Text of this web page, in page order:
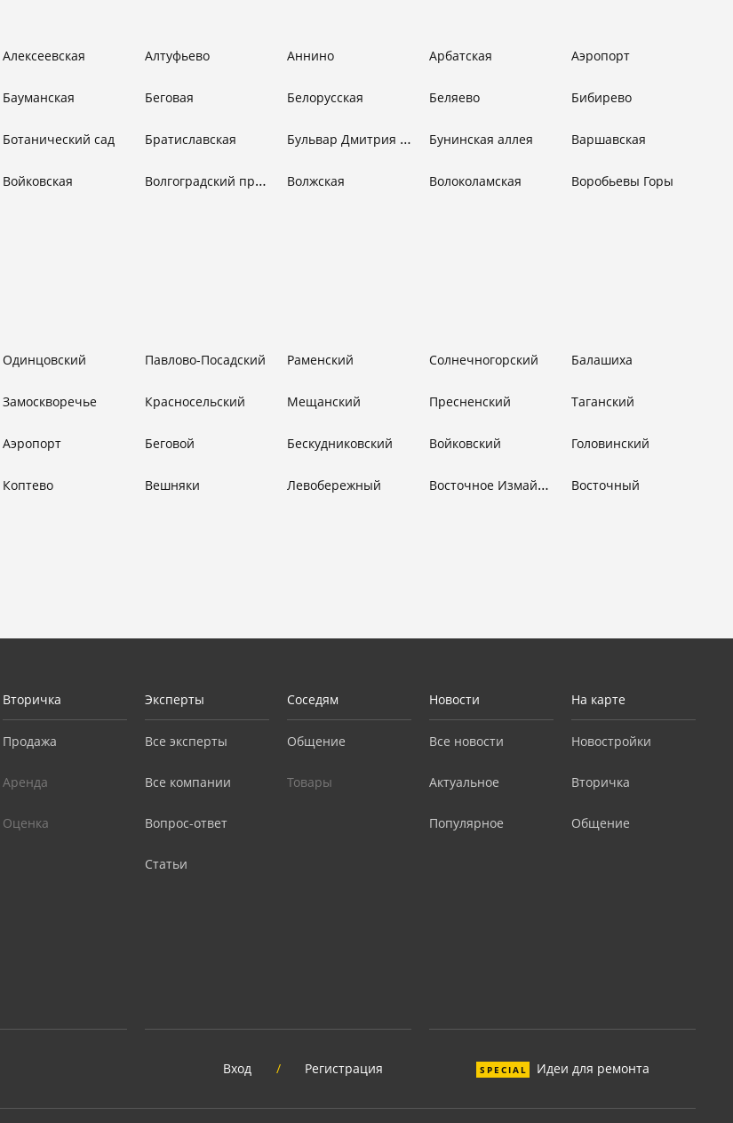
Алексеевская Алтуфьево Аннино Арбатская Аэропорт
Бауманская Беговая Белорусская Беляево Бибирево
Ботанический сад Братиславская Бульвар Дмитрия Донского Бунинская аллея Варшавская
Войковская Волгоградский проспект Волжская Волоколамская Воробьевы Горы
Одинцовский Павлово-Посадский Раменский Солнечногорский Балашиха
Замоскворечье Красносельский Мещанский Пресненский Таганский
Аэропорт Беговой Бескудниковский Войковский Головинский
Коптево Вешняки Левобережный Восточное Измайлово Восточный
Вторичка
Продажа
Аренда
Оценка
Эксперты
Все эксперты
Все компании
Вопрос-ответ
Статьи
Соседям
Общение
Товары
Новости
Все новости
Актуальное
Популярное
На карте
Новостройки
Вторичка
Общение
Вход / Регистрация SPECIAL Идеи для ремонта